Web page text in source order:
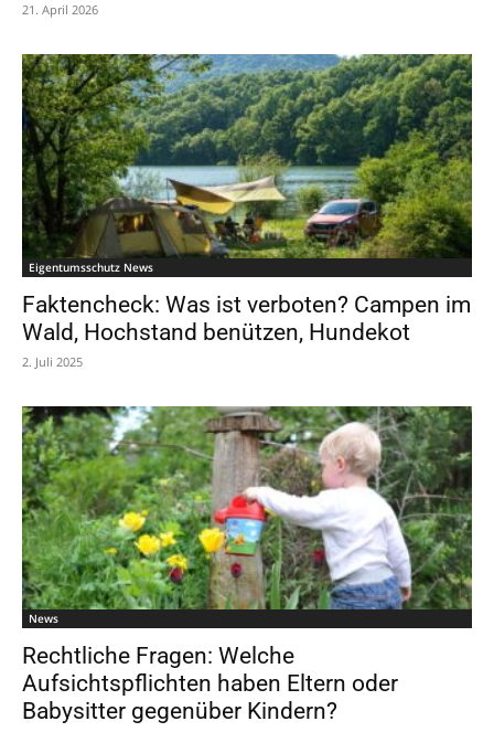
21. April 2026
Eigentumsschutz News
Faktencheck: Was ist verboten? Campen im
Wald, Hochstand benützen, Hundekot
2. Juli 2025
News
Rechtliche Fragen: Welche
Aufsichtspflichten haben Eltern oder
Babysitter gegenüber Kindern?